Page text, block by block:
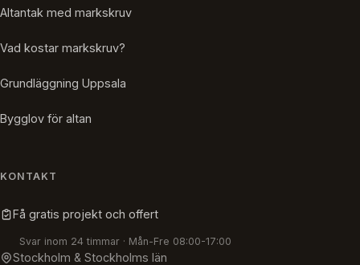
Altantak med markskruv
Vad kostar markskruv?
Grundläggning Uppsala
Bygglov för altan
KONTAKT
Få gratis projekt och offert
Svar inom 24 timmar · Mån-Fre 08:00-17:00
Stockholm & Stockholms län